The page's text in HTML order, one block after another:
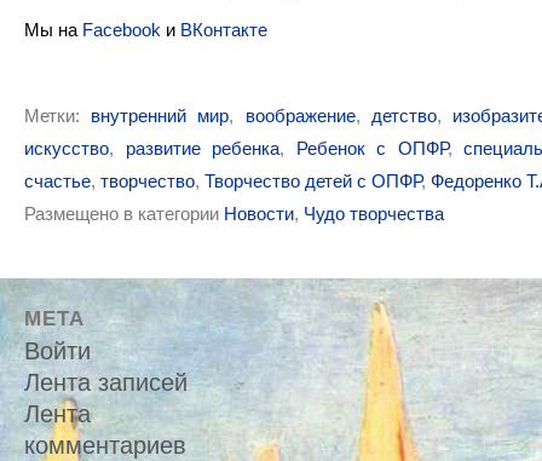
Мы на Facebook и ВКонтакте
Метки: внутренний мир, воображение, детство,
искусство, развитие ребенка, Ребенок с ОПФР,
счастье, творчество, Творчество детей с ОПФР, Федоренко
Размещено в категории Новости, Чудо творчества
МЕТА
Войти
Лента записей
Лента
комментариев